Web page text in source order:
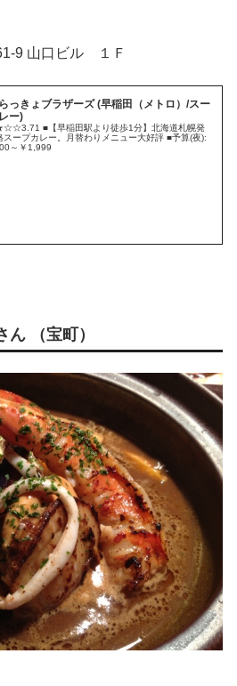
9 山口ビル １Ｆ
っきょブラザーズ (早稲田（メトロ）/スー
ー)
■【早稲田駅より徒歩1分】北海道札幌発
スープカレー。月替わりメニュー大好評 ■予算(夜):
～￥1,999
ん （宝町）